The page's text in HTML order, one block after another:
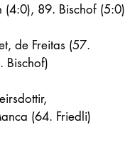
89. Bischof (5:0)
de Freitas (57.
Bischof)
(64. Friedli)